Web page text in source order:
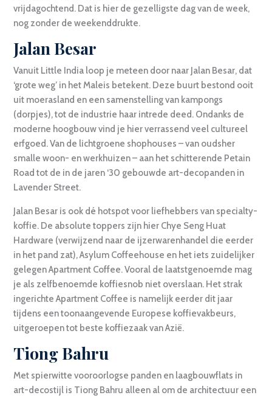
vrijdagochtend. Dat is hier de gezelligste dag van de week,
nog zonder de weekenddrukte.
Jalan Besar
Vanuit Little India loop je meteen door naar Jalan Besar, dat
‘grote weg’ in het Maleis betekent. Deze buurt bestond ooit
uit moerasland en een samenstelling van kampongs
(dorpjes), tot de industrie haar intrede deed. Ondanks de
moderne hoogbouw vind je hier verrassend veel cultureel
erfgoed. Van de lichtgroene shophouses – van oudsher
smalle woon- en werkhuizen – aan het schitterende Petain
Road tot de in de jaren ‘30 gebouwde art-decopanden in
Lavender Street.
Jalan Besar is ook dé hotspot voor liefhebbers van specialty-
koffie. De absolute toppers zijn hier Chye Seng Huat
Hardware (verwijzend naar de ijzerwarenhandel die eerder
in het pand zat), Asylum Coffeehouse en het iets zuidelijker
gelegen Apartment Coffee. Vooral de laatstgenoemde mag
je als zelfbenoemde koffiesnob niet overslaan. Het strak
ingerichte Apartment Coffee is namelijk eerder dit jaar
tijdens een toonaangevende Europese koffievakbeurs,
uitgeroepen tot beste koffiezaak van Azië.
Tiong Bahru
Met spierwitte vooroorlogse panden en laagbouwflats in
art-decostijl is Tiong Bahru alleen al om de architectuur een